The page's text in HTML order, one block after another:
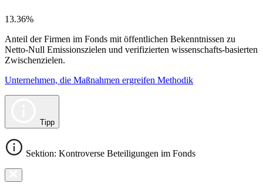
13.36%
Anteil der Firmen im Fonds mit öffentlichen Bekenntnissen zu
Netto-Null Emissionszielen und verifizierten wissenschafts-basierten
Zwischenzielen.
Unternehmen, die Maßnahmen ergreifen Methodik
Tipp
Sektion: Kontroverse Beteiligungen im Fonds